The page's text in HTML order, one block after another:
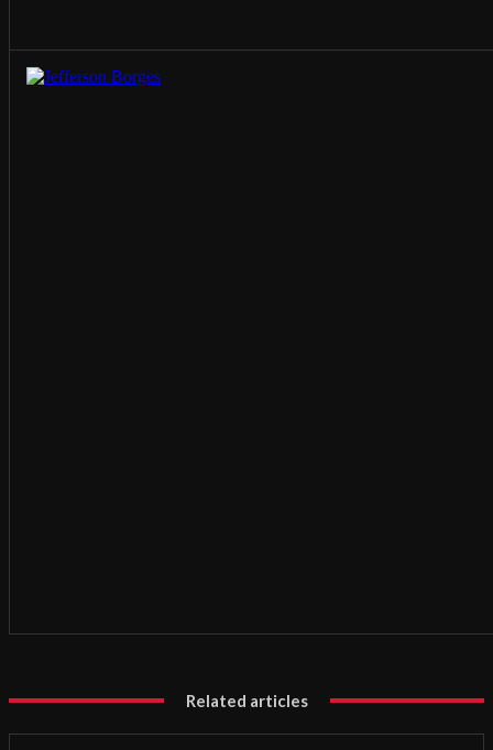
Related articles